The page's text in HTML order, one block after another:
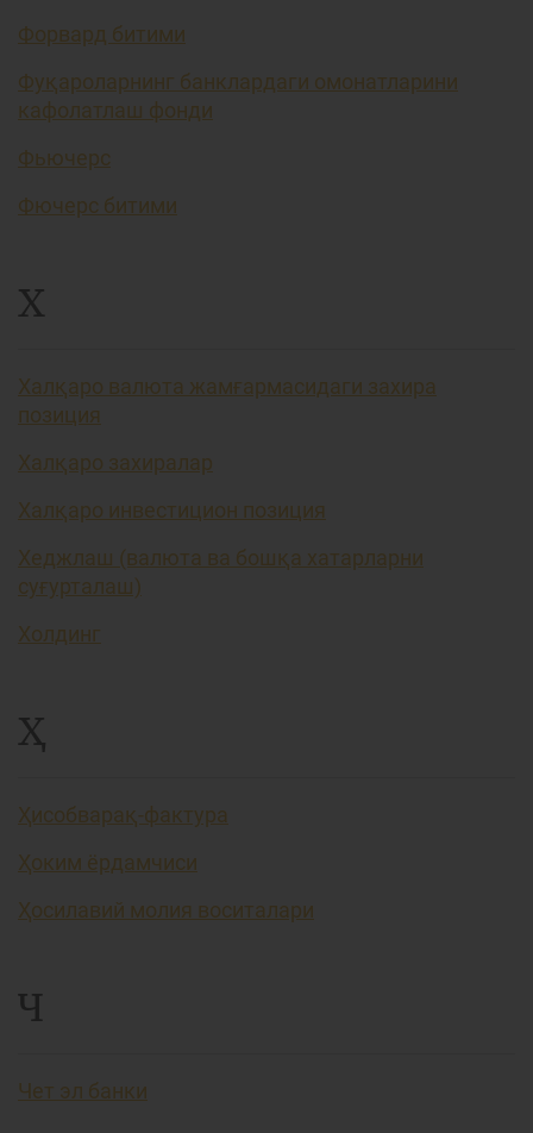
Форвард битими
Фуқароларнинг банклардаги омонатларини
кафолатлаш фонди
Фьючерс
Фючерс битими
Х
Халқаро валюта жамғармасидаги захира
позиция
Халқаро захиралар
Халқаро инвестицион позиция
Хеджлаш (валюта ва бошқа хатарларни
суғурталаш)
Холдинг
Ҳ
Ҳисобварақ-фактура
Ҳоким ёрдамчиси
Ҳосилавий молия воситалари
Ч
Чет эл банки